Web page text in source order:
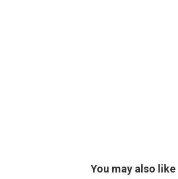
You may also like